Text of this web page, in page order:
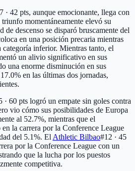
· 42 pts, aunque emocionante, llega con
momentáneamente elevó su
de descenso se disparó bruscamente del
en una posición precaria mientras
inferior. Mientras tanto, el
un alivio significativo en sus
una enorme disminución en sus
en las últimas dos jornadas,
· 60 pts logró un empate sin goles contra
vio cómo sus posibilidades de Europa
al 52.7%, mientras que el
en la carrera por la Conference League
del 5.1%. El Athletic Bilbao#12 · 45
por la Conference League con un
que la lucha por los puestos
competitiva.